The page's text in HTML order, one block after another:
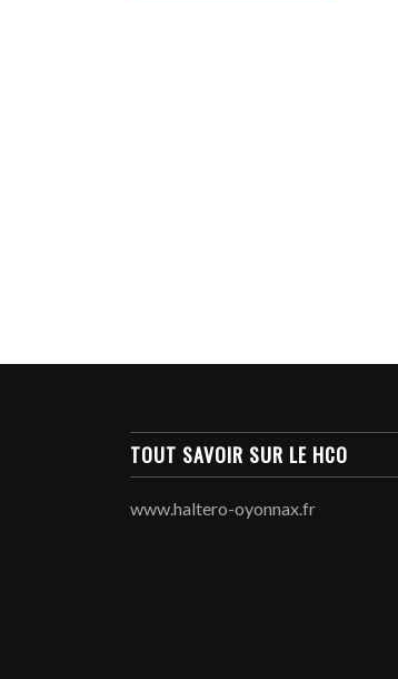
TOUT SAVOIR SUR LE HCO
www.haltero-oyonnax.fr